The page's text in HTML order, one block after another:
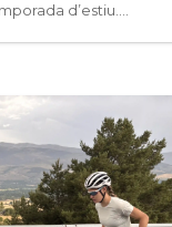
d’estiu....